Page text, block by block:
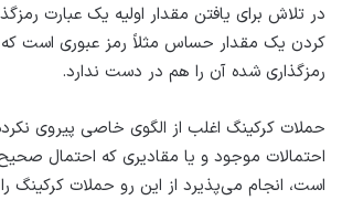
در تلاش برای یافتن مقدار اولیه یک عبارت
کردن یک مقدار حساس مثلاً رمز عبوری است
رمزگذاری شده آن را هم در دست ندارد.
حملات کرکینگ اغلب از الگوی خاصی پیروی
احتمالات موجود و یا مقادیری که احتمال
است، انجام می‌پذیرد از این رو حملات کرکینگ